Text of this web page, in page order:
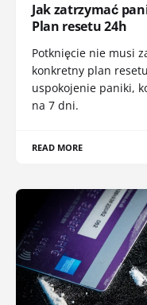
Jak zatrzymać
Plan resetu 24h
Potknięcie nie musi
konkretny plan
uspokojenie paniki,
na 7 dni.
READ MORE